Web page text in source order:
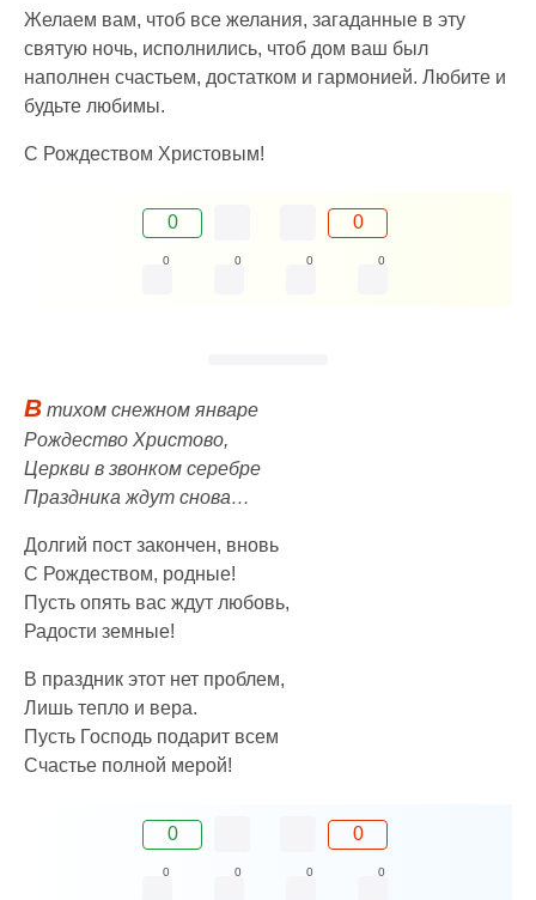
Желаем вам, чтоб все желания, загаданные в эту
святую ночь, исполнились, чтоб дом ваш был
наполнен счастьем, достатком и гармонией. Любите и
будьте любимы.
С Рождеством Христовым!
0 0
0 0 0 0
В тихом снежном январе
Рождество Христово,
Церкви в звонком серебре
Праздника ждут снова…
Долгий пост закончен, вновь
С Рождеством, родные!
Пусть опять вас ждут любовь,
Радости земные!
В праздник этот нет проблем,
Лишь тепло и вера.
Пусть Господь подарит всем
Счастье полной мерой!
0 0
0 0 0 0